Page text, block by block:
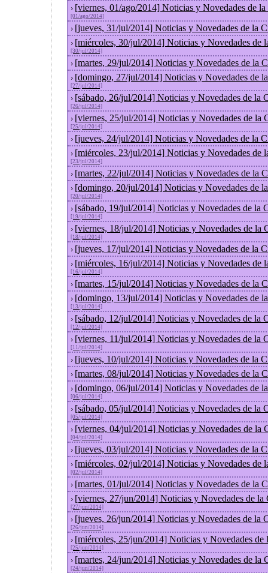
› [viernes, 01/ago/2014] Noticias y Novedades de
[01/ago/2014]
› [jueves, 31/jul/2014] Noticias y Novedades de la
› [miércoles, 30/jul/2014] Noticias y Novedades de
[30/jul/2014]
› [martes, 29/jul/2014] Noticias y Novedades de la
› [domingo, 27/jul/2014] Noticias y Novedades de
[27/jul/2014]
› [sábado, 26/jul/2014] Noticias y Novedades de la
[26/jul/2014]
› [viernes, 25/jul/2014] Noticias y Novedades de la
[25/jul/2014]
› [jueves, 24/jul/2014] Noticias y Novedades de la
› [miércoles, 23/jul/2014] Noticias y Novedades de
[23/jul/2014]
› [martes, 22/jul/2014] Noticias y Novedades de la
› [domingo, 20/jul/2014] Noticias y Novedades de
[20/jul/2014]
› [sábado, 19/jul/2014] Noticias y Novedades de la
[19/jul/2014]
› [viernes, 18/jul/2014] Noticias y Novedades de la
[18/jul/2014]
› [jueves, 17/jul/2014] Noticias y Novedades de la
› [miércoles, 16/jul/2014] Noticias y Novedades de
[16/jul/2014]
› [martes, 15/jul/2014] Noticias y Novedades de la
› [domingo, 13/jul/2014] Noticias y Novedades de
[13/jul/2014]
› [sábado, 12/jul/2014] Noticias y Novedades de la
[12/jul/2014]
› [viernes, 11/jul/2014] Noticias y Novedades de la
[11/jul/2014]
› [jueves, 10/jul/2014] Noticias y Novedades de la
› [martes, 08/jul/2014] Noticias y Novedades de la
› [domingo, 06/jul/2014] Noticias y Novedades de
[06/jul/2014]
› [sábado, 05/jul/2014] Noticias y Novedades de la
[05/jul/2014]
› [viernes, 04/jul/2014] Noticias y Novedades de la
[04/jul/2014]
› [jueves, 03/jul/2014] Noticias y Novedades de la
› [miércoles, 02/jul/2014] Noticias y Novedades de
[02/jul/2014]
› [martes, 01/jul/2014] Noticias y Novedades de la
› [viernes, 27/jun/2014] Noticias y Novedades de la
[27/jun/2014]
› [jueves, 26/jun/2014] Noticias y Novedades de la
[26/jun/2014]
› [miércoles, 25/jun/2014] Noticias y Novedades de
[25/jun/2014]
› [martes, 24/jun/2014] Noticias y Novedades de la
[24/jun/2014]